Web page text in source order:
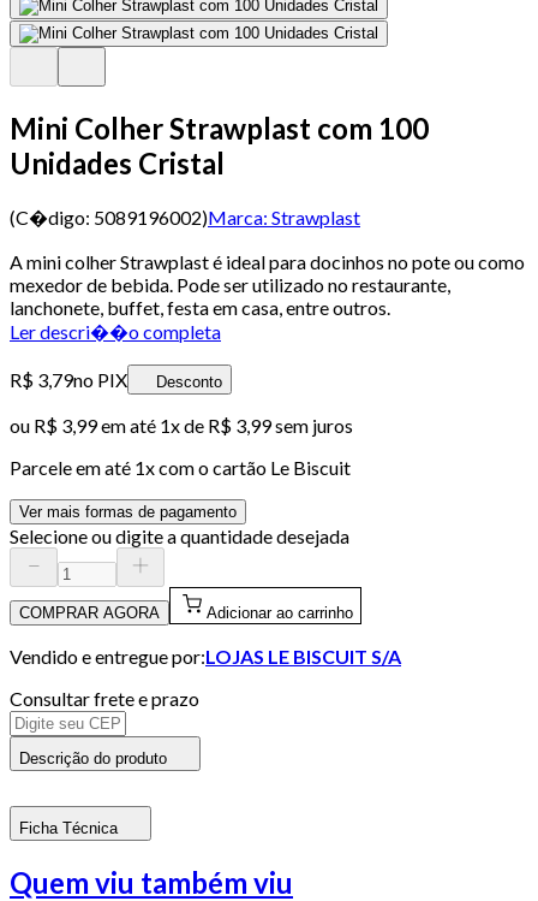
Mini Colher Strawplast com 100
Unidades Cristal
(C�digo: 5089196002)Marca: Strawplast
A mini colher Strawplast é ideal para docinhos no pote ou como
mexedor de bebida. Pode ser utilizado no restaurante,
lanchonete, buffet, festa em casa, entre outros.
Ler descri��o completa
R$ 3,79no PIX Desconto
ou R$ 3,99em até 1x de R$ 3,99sem juros
Parcele em até 1x com o cartão Le Biscuit
Ver mais formas de pagamento
Selecione ou digite a quantidade desejada
COMPRAR AGORA Adicionar ao carrinho
Vendido e entregue por:LOJAS LE BISCUIT S/A
Consultar frete e prazo
Descrição do produto
Ficha Técnica
Quem viu também viu